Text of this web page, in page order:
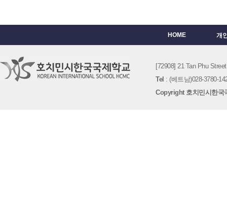
HOME 개
[72908] 21 Tan Phu
Tel : (베트남)028-3780-
Copyright 호치민시한국